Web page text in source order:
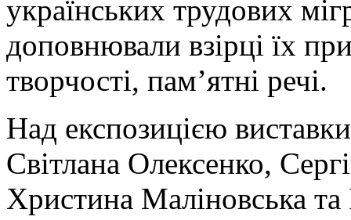
українських трудових
доповнювали взірці їх
творчості, пам’ятні речі.
Над експозицією
Світлана Олексенко,
Христина Маліновська